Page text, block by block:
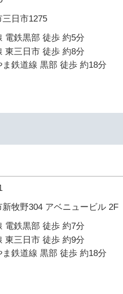
日市1275
電鉄黒部 徒歩 約5分
東三日市 徒歩 約8分
鉄道線 黒部 徒歩 約18分
牧野304 アベニュービル 2F
電鉄黒部 徒歩 約7分
東三日市 徒歩 約9分
鉄道線 黒部 徒歩 約18分